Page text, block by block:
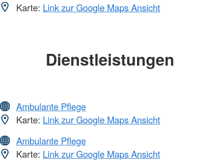
Karte: Link zur Google Maps Ansicht
Dienstleistungen
Ambulante Pflege
Karte: Link zur Google Maps Ansicht
Ambulante Pflege
Karte: Link zur Google Maps Ansicht